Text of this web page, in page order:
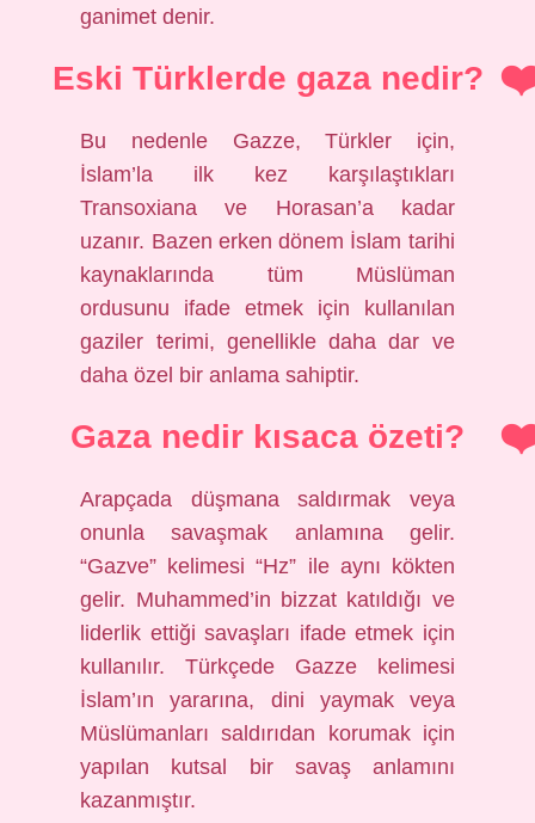
ganimet denir.
Eski Türklerde gaza nedir?
Bu nedenle Gazze, Türkler için,
İslam’la ilk kez karşılaştıkları
Transoxiana ve Horasan’a kadar
uzanır. Bazen erken dönem İslam tarihi
kaynaklarında tüm Müslüman
ordusunu ifade etmek için kullanılan
gaziler terimi, genellikle daha dar ve
daha özel bir anlama sahiptir.
Gaza nedir kısaca özeti?
Arapçada düşmana saldırmak veya
onunla savaşmak anlamına gelir.
“Gazve” kelimesi “Hz” ile aynı kökten
gelir. Muhammed’in bizzat katıldığı ve
liderlik ettiği savaşları ifade etmek için
kullanılır. Türkçede Gazze kelimesi
İslam’ın yararına, dini yaymak veya
Müslümanları saldırıdan korumak için
yapılan kutsal bir savaş anlamını
kazanmıştır.